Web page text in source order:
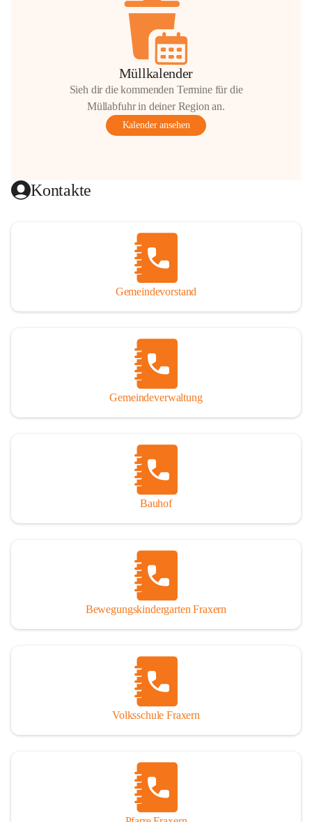
Müllkalender
Sieh dir die kommenden Termine für die
Müllabfuhr in deiner Region an.
Kalender ansehen
Kontakte
Gemeindevorstand
Gemeindeverwaltung
Bauhof
Bewegungskindergarten Fraxern
Volksschule Fraxern